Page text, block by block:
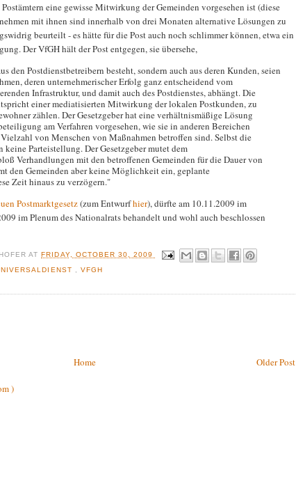
eine gewisse Mitwirkung der Gemeinden vorgesehen ist (diese
mit ihnen sind innerhalb von drei Monaten alternative Lösungen zu
beurteilt - es hätte für die Post auch noch schlimmer können, etwa ein
Der VfGH hält der Post entgegen, sie übersehe,
den Postdienstbetreibern besteht, sondern auch aus deren Kunden, seien
deren unternehmerischer Erfolg ganz entscheidend vom
Infrastruktur, und damit auch des Postdienstes, abhängt. Die
einer mediatisierten Mitwirkung der lokalen Postkunden, zu
zählen. Der Gesetzgeber hat eine verhältnismäßige Lösung
am Verfahren vorgesehen, wie sie in anderen Bereichen
von Menschen von Maßnahmen betroffen sind. Selbst die
keine Parteistellung. Der Gesetzgeber mutet dem
Verhandlungen mit den betroffenen Gemeinden für die Dauer von
den Gemeinden aber keine Möglichkeit ein, geplante
Zeit hinaus zu verzögern."
Postmarktgesetz(zum Entwurfhier), dürfte am 10.11.2009 im
im Plenum des Nationalrats behandelt und wohl auch beschlossen
ATFRIDAY, OCTOBER 30, 2009
VFGH
Older Post
Home
)